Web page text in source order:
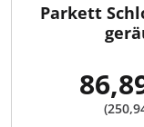
Parkett